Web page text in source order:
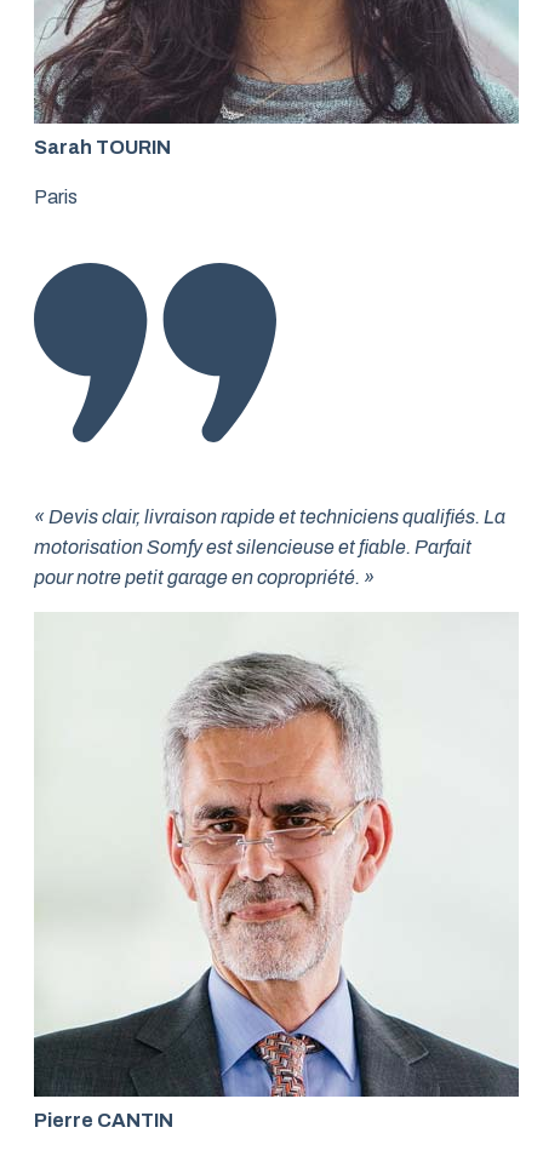
Sarah TOURIN
Paris
« Devis clair, livraison rapide et techniciens qualifiés. La
motorisation Somfy est silencieuse et fiable. Parfait
pour notre petit garage en copropriété. »
Pierre CANTIN